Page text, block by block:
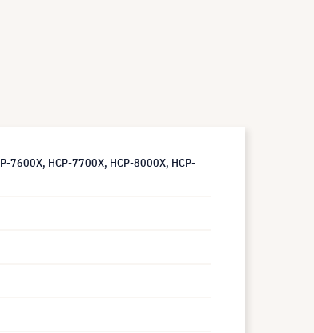
7600X, HCP-7700X, HCP-8000X, HCP-